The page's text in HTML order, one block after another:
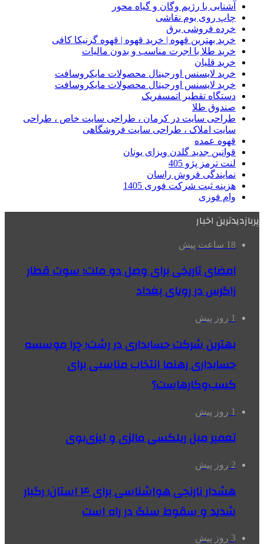
آشنایی با رژیم وگان و گیاه محور
چاپ روی بوم نقاشی
خرده فروشی برق
خرید بهترین قهوه | خرید قهوه | قهوه گرنیکا کافی
خرید طلا با اجرت مناسب و بدون مالیات
خرید قلیان
خرید لایسنس اورجینال محصولات مایکروسافت
خرید لایسنس اورجینال محصولات مایکروسافت
دستگاه تقطیر اتمسفریک
صندوق طلا
طراحی سایت در کرمان ، طراحی سایت خاص ، طراحی
سایت املاک ، طراحی سایت فروشگاهی
قهوه عمده
قوانین جدید گلدن ویزای یونان
لنت ترمز پژو 405
نمایندگی فروش راسان
هزینه ثبت شرکت فوری 1405
وام فوری
پربازدیدترین اخبار
18 ساعت پیش
امضای تاریخی برای وصل دو ملت؛ سوت قطار
زاگرس در رویای بغداد
1 روز پیش
بهترین شرکت حسابداری در رشت؛ چرا موسسه
حسابداری رهنما انتخاب مناسبی برای
کسب‌وکارهاست؟
1 روز پیش
تعمیر مبل ریلکسی مالزی و لیزی‌بوی
2 روز پیش
هشدار نارنجی هواشناسی برای ۴ استان؛ رگبار
شدید و سقوط سنگ در راه است
3 روز پیش